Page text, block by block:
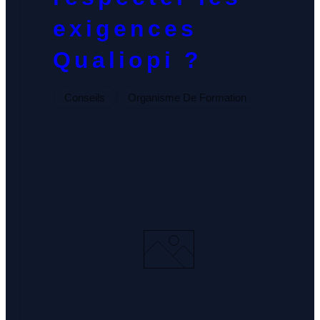
exigences
Qualiopi ?
Conseils Organisme De Formation